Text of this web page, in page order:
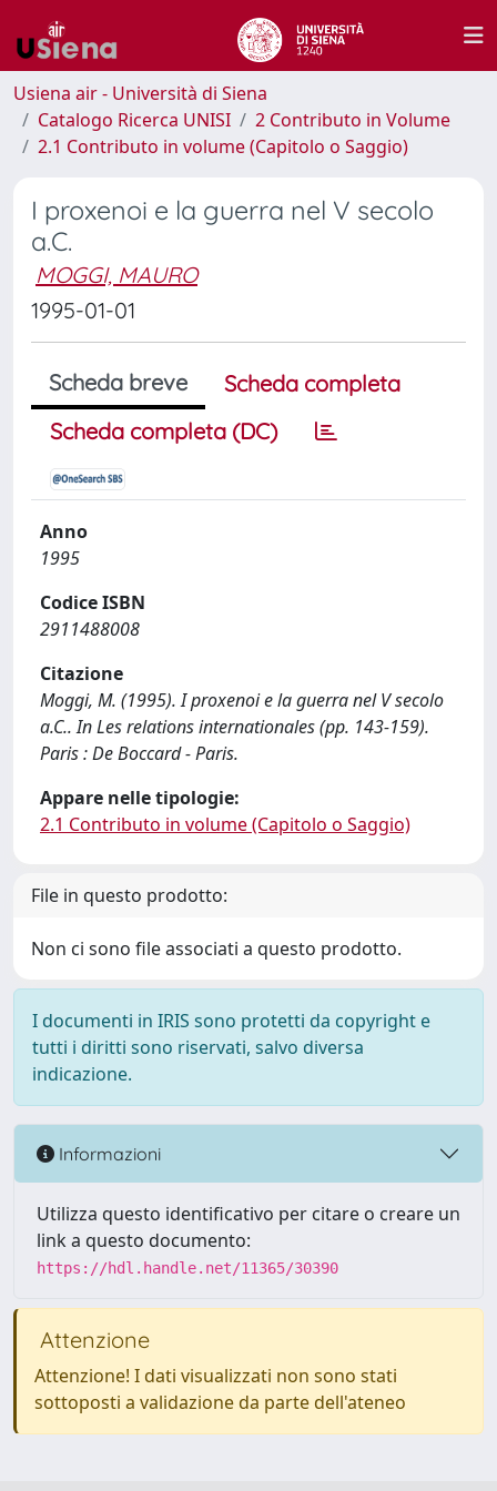
Usiena air - Università di Siena
Catalogo Ricerca UNISI
2 Contributo in Volume
2.1 Contributo in volume (Capitolo o Saggio)
I proxenoi e la guerra nel V secolo
a.C.
MOGGI, MAURO
1995-01-01
Scheda breve
Scheda completa
Scheda completa (DC)
Anno
1995
Codice ISBN
2911488008
Citazione
Moggi, M. (1995). I proxenoi e la guerra nel V secolo
a.C.. In Les relations internationales (pp. 143-159).
Paris : De Boccard - Paris.
Appare nelle tipologie:
2.1 Contributo in volume (Capitolo o Saggio)
File in questo prodotto:
Non ci sono file associati a questo prodotto.
I documenti in IRIS sono protetti da copyright e
tutti i diritti sono riservati, salvo diversa
indicazione.
Informazioni
Utilizza questo identificativo per citare o creare un
link a questo documento:
https://hdl.handle.net/11365/30390
Attenzione
Attenzione! I dati visualizzati non sono stati
sottoposti a validazione da parte dell'ateneo